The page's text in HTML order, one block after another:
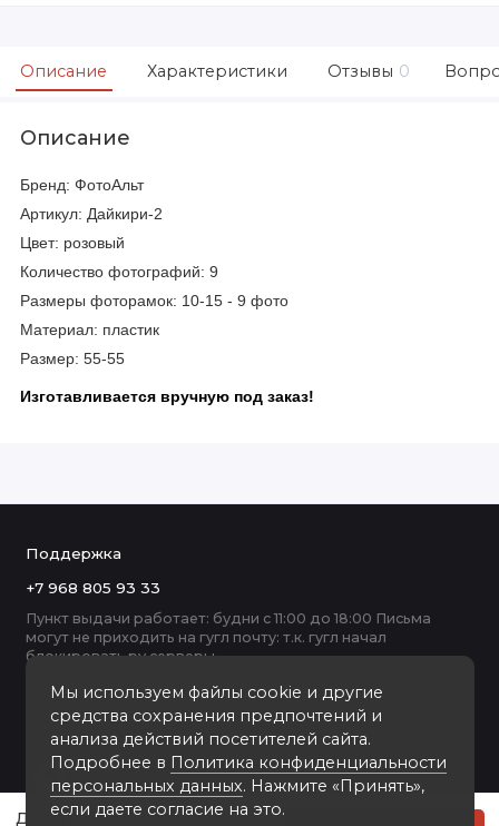
Девятка-2 розовая пластиковая мультирамка
Описание Характеристики Отзывы 0
Описание
Бренд: ФотоАльт
Артикул: Дайкири-2
Цвет: розовый
Количество фотографий: 9
Размеры фоторамок: 10-15 - 9 фото
Материал: пластик
Размер: 55-55
Изготавливается вручную под заказ!
Мы используем файлы cookie и другие
средства сохранения предпочтений и
анализа действий посетителей сайта.
Подробнее в Политика конфиденциальности
персональных данных. Нажмите «Принять»,
если даете согласие на это.
Поддержка
+7 968 805 93 33
Пункт выдачи работает: будни с 11:00 до 18:00 Письма
могут не приходить на гугл почту: т.к. гугл начал
блокировать ру серверы